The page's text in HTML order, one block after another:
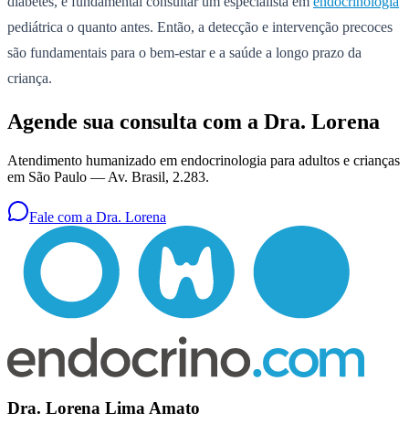
pediátrica o quanto antes. Então, a detecção e intervenção precoces
são fundamentais para o bem-estar e a saúde a longo prazo da
criança.
Agende sua consulta com a Dra. Lorena
Atendimento humanizado em endocrinologia para adultos e crianças
em São Paulo — Av. Brasil, 2.283.
Fale com a Dra. Lorena
Dra. Lorena Lima Amato